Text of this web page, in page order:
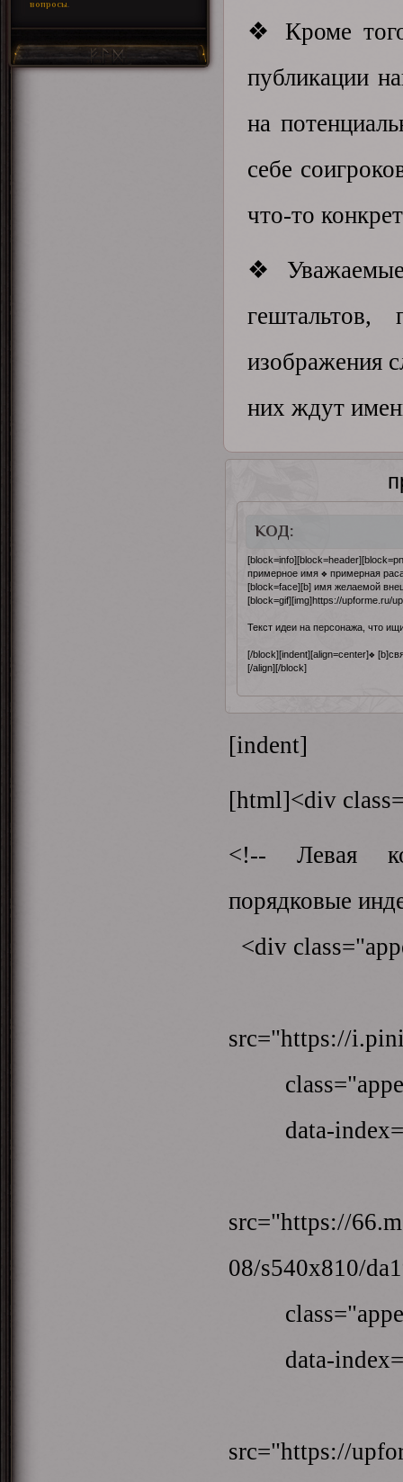
вопросы.
❖ Кроме
публикации
на
себе
что-то
❖ Уважаемые
гештальтов,
изображения
них ждут
КОД:
примерное имя ❖ примерная
[block=face][b] имя желаемой
[block=gif][img]https://upforme.ru/
Текст идеи на персонажа, что
[/block][indent][align=center]❖
[/align][/block]
[indent]
[html]<div
<!-- Левая
порядковые
<div
src="https://
data-
src="https://
08/s540x810/
data-
src="https://